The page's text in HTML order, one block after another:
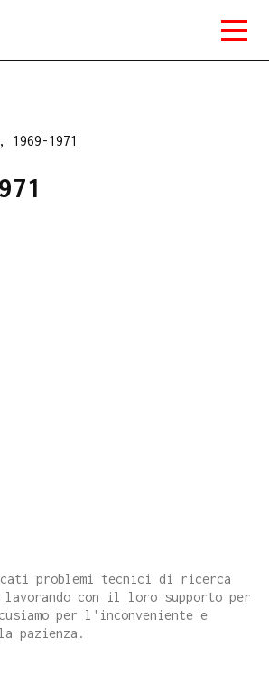
1971
problemi tecnici di ricerca
lavorando con il loro supporto per
per l'inconveniente e
pazienza.